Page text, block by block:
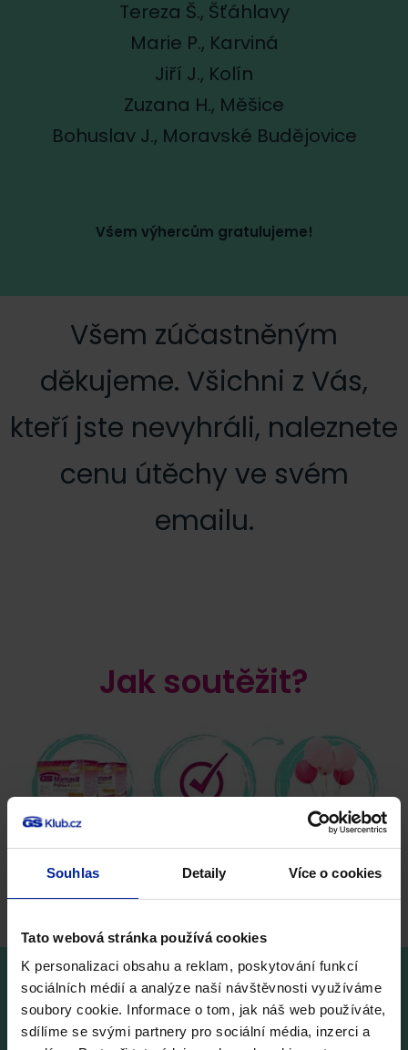
Souhlas Detaily Více o cookies
Tato webová stránka používá cookies
K personalizaci obsahu a reklam, poskytování funkcí
sociálních médií a analýze naší návštěvnosti využíváme
soubory cookie. Informace o tom, jak náš web používáte,
sdílíme se svými partnery pro sociální média, inzerci a
Tereza Š., Šťáhlavy
Marie P., Karviná
Jiří J., Kolín
Zuzana H., Měšice
Bohuslav J., Moravské Budějovice
Všem výhercům gratulujeme!
Všem zúčastněným
děkujeme. Všichni z Vás,
kteří jste nevyhráli, naleznete
cenu útěchy ve svém
emailu.
Jak soutěžit?
Celé léto hrajeme o poukazy na wellness pobytydle
vlastního výběru. Je jen na Vás, jestli zvolíte